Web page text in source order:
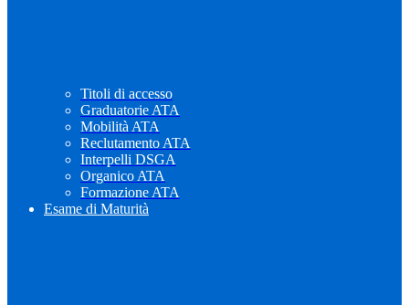
Titoli di accesso
Graduatorie ATA
Mobilità ATA
Reclutamento ATA
Interpelli DSGA
Organico ATA
Formazione ATA
Esame di Maturità